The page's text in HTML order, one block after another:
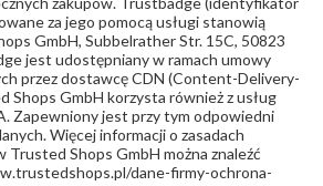
za jego pomocą usługi stanowią
GmbH, Subbelrather Str. 15C, 50823
jest udostępniany w ramach umowy
przez dostawcę CDN (Content-Delivery-
Shops GmbH korzysta również z usług
Zapewniony jest przy tym odpowiedni
Więcej informacji o zasadach
Trusted Shops GmbH można znaleźć
dane-firmy-ochrona-